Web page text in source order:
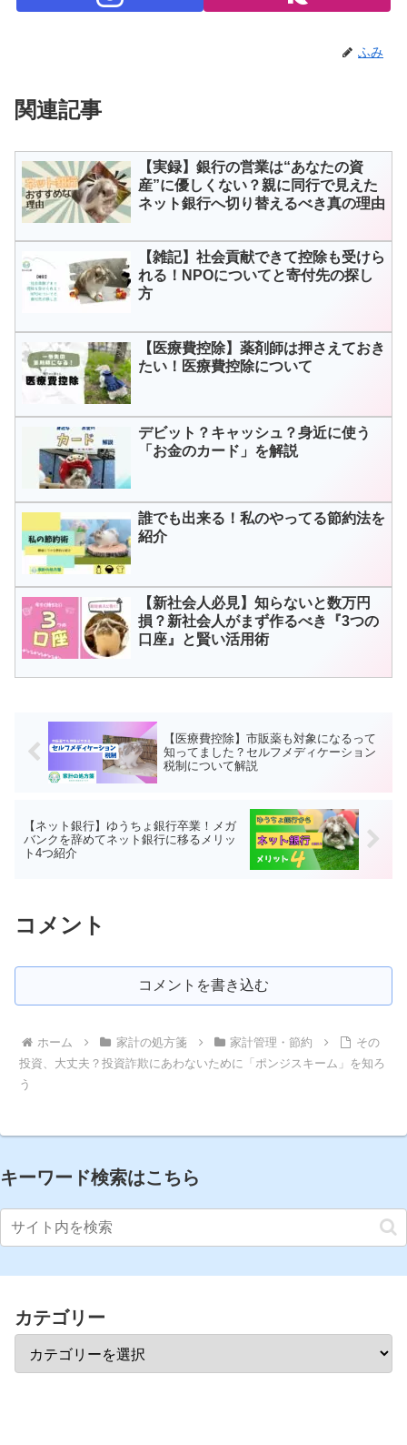
ふみ
関連記事
【実録】銀行の営業は“あなたの資
産”に優しくない？親に同行で見えた
ネット銀行へ切り替えるべき真の理由
【雑記】社会貢献できて控除も受けら
れる！NPOについてと寄付先の探し
方
【医療費控除】薬剤師は押さえておき
たい！医療費控除について
デビット？キャッシュ？身近に使う
「お金のカード」を解説
誰でも出来る！私のやってる節約法を
紹介
【新社会人必見】知らないと数万円
損？新社会人がまず作るべき『3つの
口座』と賢い活用術
【医療費控除】市販薬も対象になるって
知ってました？セルフメディケーション
税制について解説
【ネット銀行】ゆうちょ銀行卒業！メガ
バンクを辞めてネット銀行に移るメリッ
ト4つ紹介
コメント
コメントを書き込む
ホーム 家計の処方箋 家計管理・節約
その
投資、大丈夫？投資詐欺にあわないために「ポンジスキーム」を知ろ
う
キーワード検索はこちら
カテゴリー